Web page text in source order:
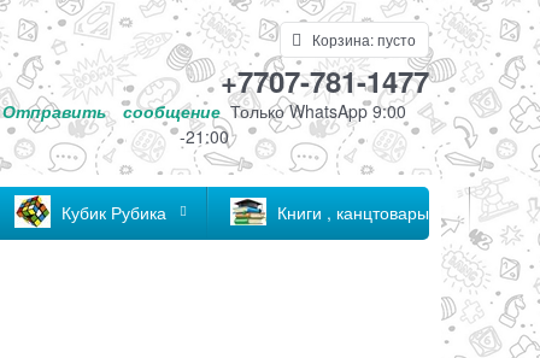
Корзина:пусто
+7707-781-1477
Отправить сообщениеТолько WhatsApp 9:00
-21:00
Кубик Рубика Книги , канцтовары